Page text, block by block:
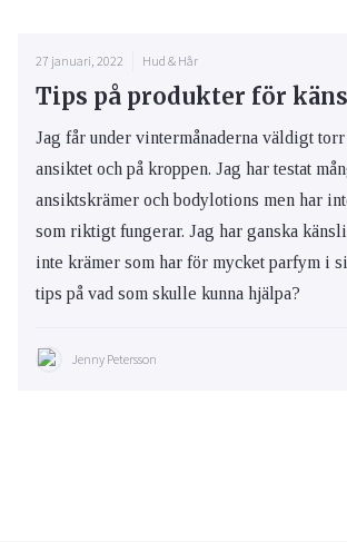
27 januari, 2022 Hud & Hår
Tips på produkter för
Jag får under vintermånaderna väldigt torr
ansiktet och på kroppen. Jag har testat
ansiktskrämer och bodylotions men har
som riktigt fungerar. Jag har ganska
inte krämer som har för mycket parfym i
tips på vad som skulle kunna hjälpa?
Jenny Petersson